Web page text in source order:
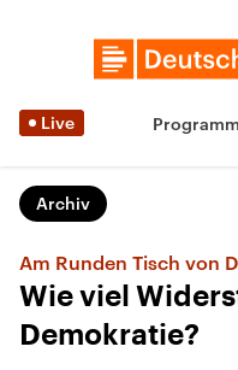
Live Programm
Archiv
Am Runden Tisch von
Wie viel
Demokratie?